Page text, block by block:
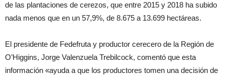
de las plantaciones de cerezos, que entre 2015 y 2018 ha subido
nada menos que en un 57,9%, de 8.675 a 13.699 hectáreas.
El presidente de Fedefruta y productor cerecero de la Región de
O’Higgins, Jorge Valenzuela Trebilcock, comentó que esta
información «ayuda a que los productores tomen una decisión de